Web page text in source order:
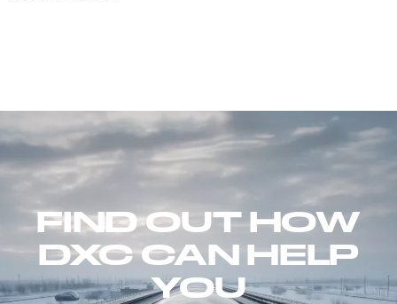
FIND OUT HOW
DXC CAN HELP
YOU